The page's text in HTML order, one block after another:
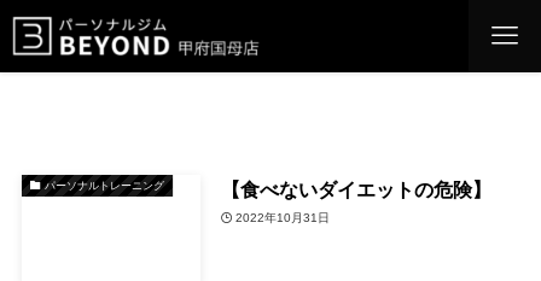
パーソナルトレーニング 【食べないダイエットの危険】
2022年10月31日